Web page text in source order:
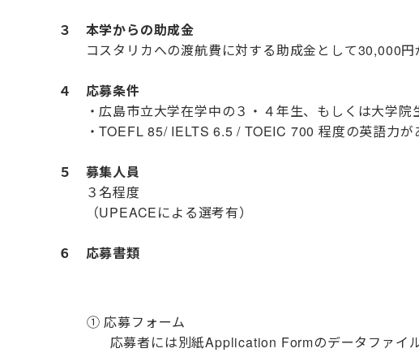
３ 本学からの助成金
コスタリカへの渡航費に対する助成金として30,000円
４ 応募条件
・広島市立大学在学中の３・４年生、もしくは大学院
・TOEFL 85/ IELTS 6.5 / TOEIC 700 程度の英語力が
５ 募集人員
３名程度
（UPEACEによる選考有）
６ 応募書類
① 応募フォーム
応募者には別紙Application Formのデータファイル